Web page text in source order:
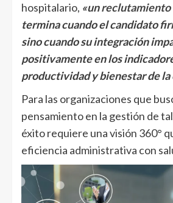
hospitalario, «unreclutamiento
termina cuando el candidato
sino cuando su integración
positivamente en los
productividad y bienestar de la
Para las organizaciones que
pensamiento en la gestión de
éxito requiere una visión 360°
eficiencia administrativa con